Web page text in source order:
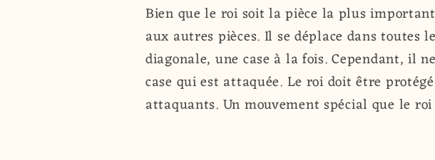
Bien que le roi soit la pièce la plus
aux autres pièces. Il se déplace dans
diagonale, une case à la fois. Cependant, il
case qui est attaquée. Le roi doit être
attaquants. Un mouvement spécial que le